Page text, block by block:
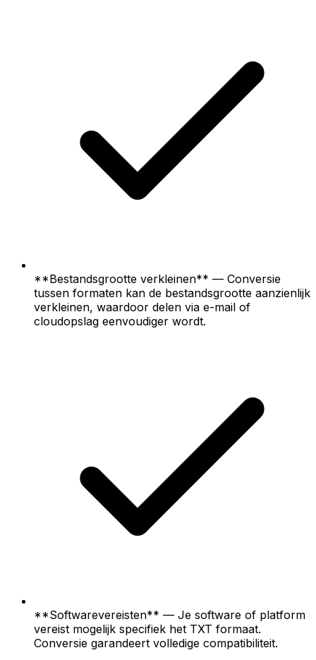
**Bestandsgrootte verkleinen** — Conversie
tussen formaten kan de bestandsgrootte aanzienlijk
verkleinen, waardoor delen via e-mail of
cloudopslag eenvoudiger wordt.
**Softwarevereisten** — Je software of platform
vereist mogelijk specifiek het TXT formaat.
Conversie garandeert volledige compatibiliteit.